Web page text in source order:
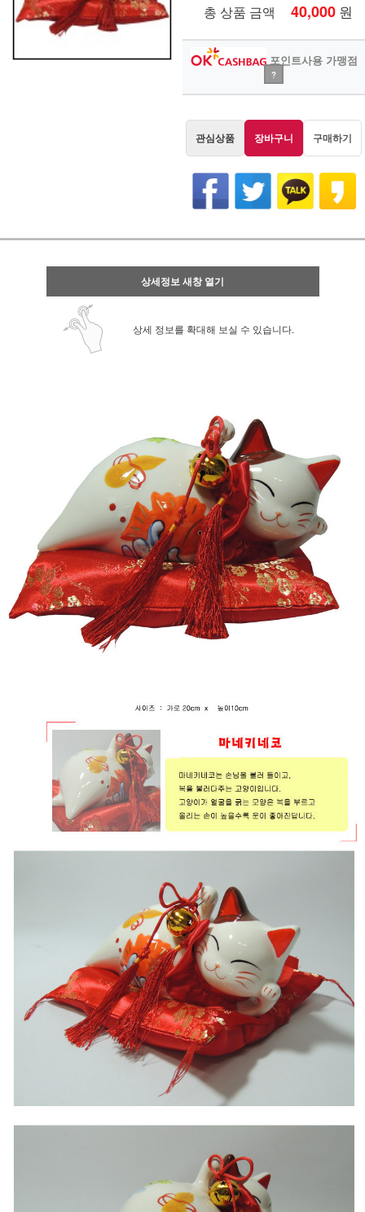
총 상품 금액 40,000 원
포인트사용 가맹점
?
관심상품 장바구니 구매하기
상세정보 새창 열기
상세 정보를 확대해 보실 수 있습니다.